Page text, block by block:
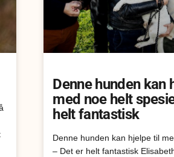
Denne hunden kan
med noe helt
helt fantastisk
Denne hunden kan hjelpe til
– Det er helt fantastisk